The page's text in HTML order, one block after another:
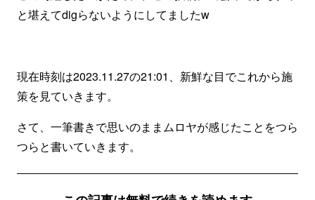
と堪えてdigらないようにしてましたw
現在時刻は2023.11.27の21:01、新鮮な目でこれから施
策を見ていきます。
さて、一筆書きで思いのままムロヤが感じたことをつら
つらと書いていきます。